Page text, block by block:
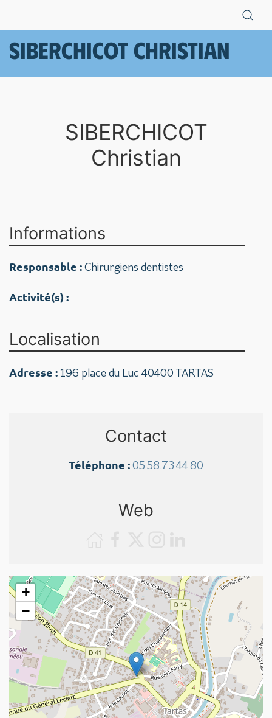
SIBERCHICOT Christian
SIBERCHICOT
Christian
Informations
Responsable : Chirurgiens dentistes
Activité(s) :
Localisation
Adresse : 196 place du Luc 40400 TARTAS
Contact
Téléphone : 05.58.73.44.80
Web
+
−